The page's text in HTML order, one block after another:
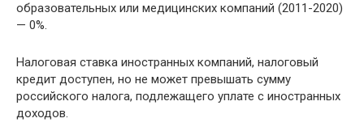
образовательных или медицинских компаний (2011-2020)
— 0%.
Налоговая ставка иностранных компаний, налоговый
кредит доступен, но не может превышать сумму
российского налога, подлежащего уплате с иностранных
доходов.